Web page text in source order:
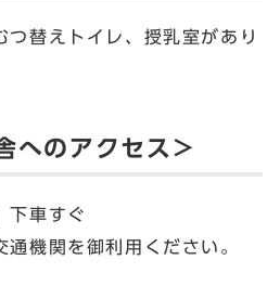
替えトイレ、授乳室があり
へのアクセス＞
下車すぐ
機関を御利用ください。